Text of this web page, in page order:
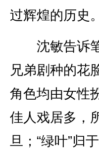
过辉煌的历史。
沈敏告诉笔
兄弟剧种的花
角色均由女性
佳人戏居多，
旦；“绿叶”归